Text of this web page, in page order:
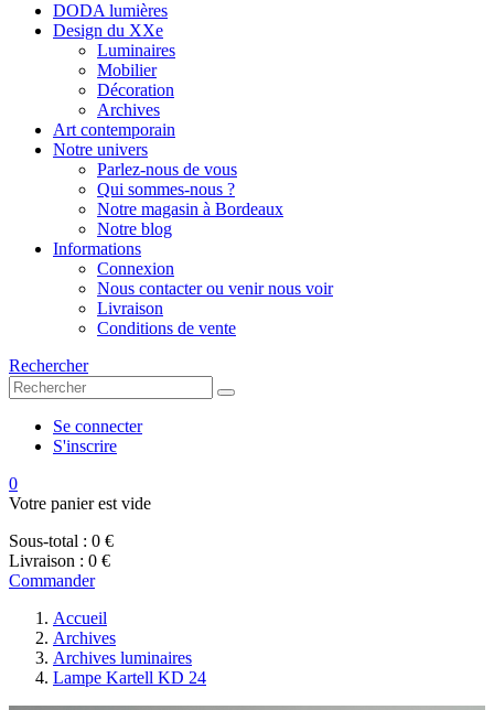
DODA lumières
Design du XXe
Luminaires
Mobilier
Décoration
Archives
Art contemporain
Notre univers
Parlez-nous de vous
Qui sommes-nous ?
Notre magasin à Bordeaux
Notre blog
Informations
Connexion
Nous contacter ou venir nous voir
Livraison
Conditions de vente
Rechercher
Se connecter
S'inscrire
0
Votre panier est vide
Sous-total : 0 €
Livraison : 0 €
Commander
Accueil
Archives
Archives luminaires
Lampe Kartell KD 24